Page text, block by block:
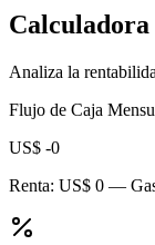
Analiza la
Flujo de Caja
US$ -0
Renta: US$ 0 —